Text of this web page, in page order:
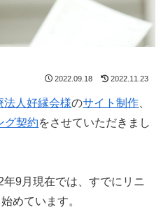
2022.09.18 2022.11.23
法人好縁会様のサイト制作
グ契約をさせていただきまし
9月現在では、すでにリニ
めています。